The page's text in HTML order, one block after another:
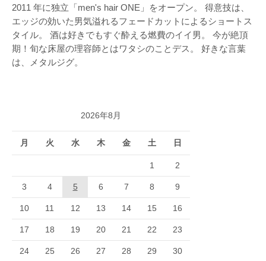
2011 年に独立「men's hair ONE」をオープン。 得意技は、
エッジの効いた男気溢れるフェードカットによるショートス
タイル。 酒は好きでもすぐ酔える燃費のイイ男。 今が絶頂
期！旬な床屋の理容師とはワタシのことデス。 好きな言葉
は、メタルジグ。
2026年8月
月 火 水 木 金 土 日
1 2
3 4 5 6 7 8 9
10 11 12 13 14 15 16
17 18 19 20 21 22 23
24 25 26 27 28 29 30